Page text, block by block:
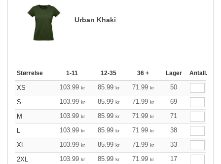
Urban Khaki
Størrelse 1-11 12-35 36 + Lager Antall.
XS 103.99 kr 85.99 kr 71.99 kr
50
S
103.99 kr 85.99 kr 71.99 kr
69
M
103.99 kr 85.99 kr 71.99 kr
71
L
103.99 kr 85.99 kr 71.99 kr
38
XL
103.99 kr 85.99 kr 71.99 kr
33
2XL
103.99 kr 85.99 kr 71.99 kr 17